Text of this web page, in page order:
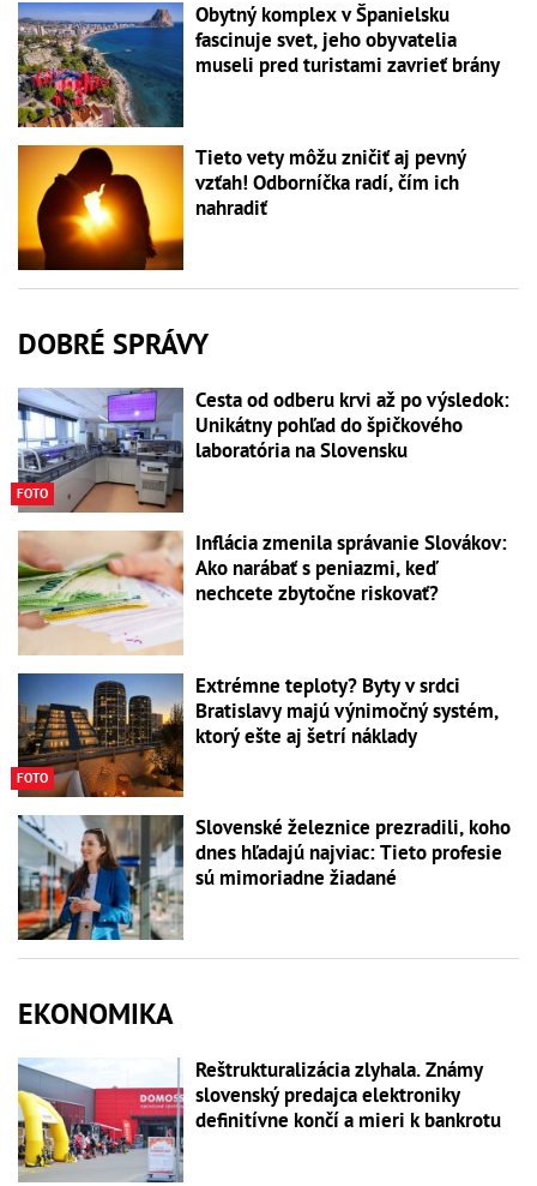
Obytný komplex v Španielsku
fascinuje svet, jeho obyvatelia
museli pred turistami zavrieť brány
Tieto vety môžu zničiť aj pevný
vzťah! Odborníčka radí, čím ich
nahradiť
DOBRÉ SPRÁVY
FOTO
Cesta od odberu krvi až po výsledok:
Unikátny pohľad do špičkového
laboratória na Slovensku
Inflácia zmenila správanie Slovákov:
Ako narábať s peniazmi, keď
nechcete zbytočne riskovať?
FOTO
Extrémne teploty? Byty v srdci
Bratislavy majú výnimočný systém,
ktorý ešte aj šetrí náklady
Slovenské železnice prezradili, koho
dnes hľadajú najviac: Tieto profesie
sú mimoriadne žiadané
EKONOMIKA
Reštrukturalizácia zlyhala. Známy
slovenský predajca elektroniky
definitívne končí a mieri k bankrotu